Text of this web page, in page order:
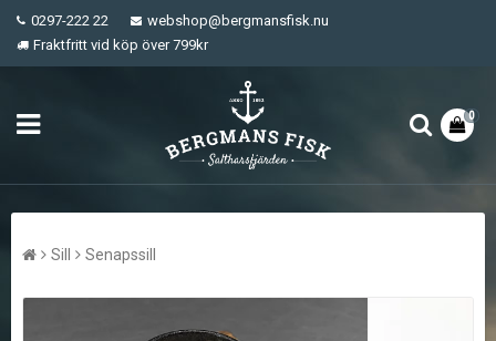
0297-222 22
webshop@bergmansfisk.nu
Fraktfritt vid köp över 799kr
0
Sill Senapssill